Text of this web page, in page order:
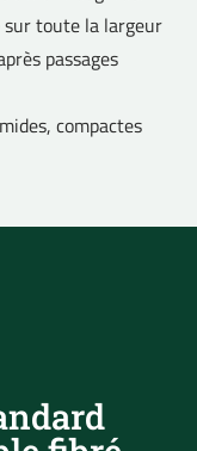
toute la largeur
passages
compactes